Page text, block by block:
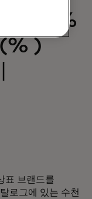
68%(%
)
표 브랜드를
로그에 있는 수천